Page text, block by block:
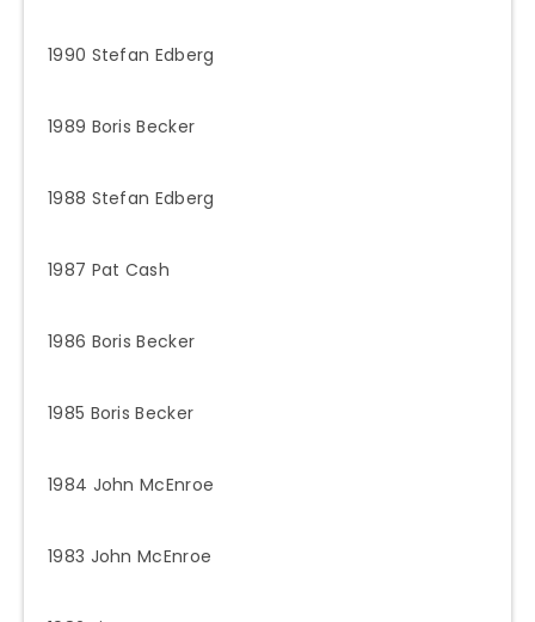
1990 Stefan Edberg
1989 Boris Becker
1988 Stefan Edberg
1987 Pat Cash
1986 Boris Becker
1985 Boris Becker
1984 John McEnroe
1983 John McEnroe